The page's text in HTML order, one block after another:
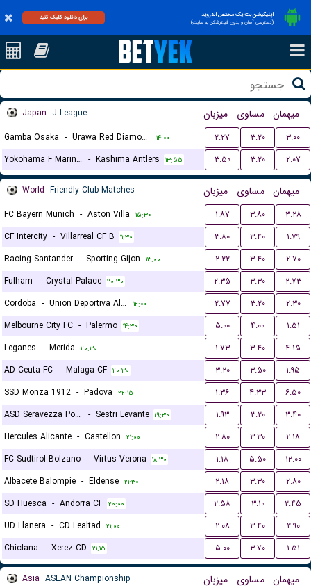
اپلیکیشن بت یک مختص اندروید
(دسترسی آسان و بدون فیلترشکن به سایت)
برای دانلود کلیک کنید
Japan J League میزبان مساوی میهمان
Gamba Osaka - Urawa Red Diamonds ۱۴:۰۰ ۲.۲۷ ۳.۲۰
۳.۰۰
Yokohama F Marinos - Kashima Antlers ۱۳:۵۵ ۳.۵۰ ۳.۲۰ ۲.۰۷
World Friendly Club Matches میزبان مساوی میهمان
FC Bayern Munich - Aston Villa ۱۵:۳۰ ۱.۸۷ ۳.۸۰
۳.۲۸
CF Intercity - Villarreal CF B ۱۱:۳۰ ۳.۸۰ ۳.۴۰
۱.۷۹
Racing Santander - Sporting Gijon ۱۳:۰۰ ۲.۲۲ ۳.۴۰
۲.۷۰
Fulham - Crystal Palace ۲۰:۳۰ ۲.۳۵ ۳.۳۰
۲.۷۳
Cordoba - Union Deportiva Almeria ۱۲:۰۰ ۲.۷۷ ۳.۲۰
۲.۳۰
Melbourne City FC - Palermo ۱۴:۳۰ ۵.۰۰ ۴.۰۰
۱.۵۱
Leganes - Merida ۲۰:۳۰ ۱.۷۳ ۳.۴۰
۴.۱۵
AD Ceuta FC - Malaga CF ۲۰:۳۰ ۳.۲۰ ۳.۵۰
۱.۹۵
SSD Monza 1912 - Padova ۲۲:۱۵ ۱.۳۶ ۴.۳۳
۶.۵۰
ASD Seravezza Pozzi Calcio
- Sestri Levante ۱۹:۳۰ ۱.۹۳ ۳.۲۰
۳.۴۰
Hercules Alicante - Castellon ۲۱:۰۰ ۲.۸۰ ۳.۳۰
۲.۱۸
FC Sudtirol Bolzano - Virtus Verona ۱۸:۳۰ ۱.۱۸ ۵.۵۰
۱۲.۰۰
Albacete Balompie - Eldense ۲۱:۳۰ ۲.۱۸ ۳.۳۰
۲.۸۰
SD Huesca - Andorra CF ۲۰:۰۰ ۲.۵۸ ۳.۱۰
۲.۴۵
UD Llanera - CD Lealtad ۲۱:۰۰ ۲.۰۸ ۳.۴۰
۲.۹۰
Chiclana - Xerez CD ۲۱:۱۵ ۵.۰۰ ۳.۷۰ ۱.۵۱
Asia ASEAN Championship میزبان مساوی میهمان